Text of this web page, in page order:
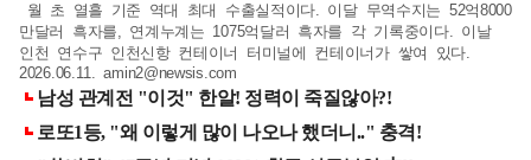
월 초 열흘 기준 역대 최대 수출실적이다. 이달 무역수지는 52억8000
만달러 흑자를, 연계누계는 1075억달러 흑자를 각 기록중이다. 이날
인천 연수구 인천신항 컨테이너 터미널에 컨테이너가 쌓여 있다.
2026.06.11.amin2@newsis.com